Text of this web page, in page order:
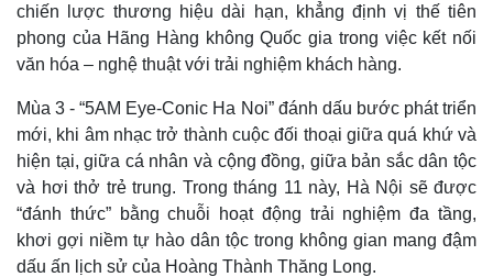
chiến lược thương hiệu dài hạn, khẳng định vị thế tiên
phong của Hãng Hàng không Quốc gia trong việc kết nối
văn hóa – nghệ thuật với trải nghiệm khách hàng.
Mùa 3 - “5AM Eye-Conic Ha Noi” đánh dấu bước phát triển
mới, khi âm nhạc trở thành cuộc đối thoại giữa quá khứ và
hiện tại, giữa cá nhân và cộng đồng, giữa bản sắc dân tộc
và hơi thở trẻ trung. Trong tháng 11 này, Hà Nội sẽ được
“đánh thức” bằng chuỗi hoạt động trải nghiệm đa tầng,
khơi gợi niềm tự hào dân tộc trong không gian mang đậm
dấu ấn lịch sử của Hoàng Thành Thăng Long.